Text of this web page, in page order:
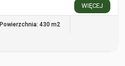
WIĘCEJ
Powierzchnia: 430 m2